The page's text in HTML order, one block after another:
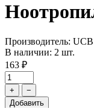
Производитель:
В наличии: 2 шт.
163 ₽
+
−
Добавить